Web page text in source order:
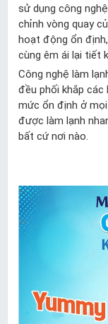
sử dụng công
chỉnh vòng quay
hoạt động ổn
cùng êm ái lại tiết
Công nghệ làm
đều phối khắp
mức ổn định ở
được làm lạnh
bất cứ nơi nào.